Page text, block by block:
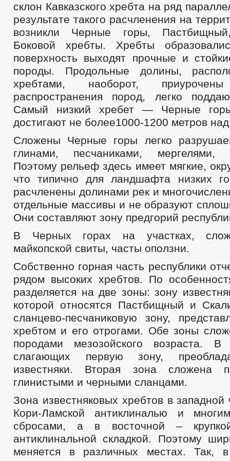
склон Кавказского хребта на ряд
результате такого расчленения на
возникли Черные горы,
Боковой хребты. Хребты
поверхность выходят прочные и
породы. Продольные долины,
хребтами, наоборот,
распространения пород, легко
Самый низкий хребет — Черные
достигают не более1000-1200 метров
Сложены Черные горы легко
глинами, песчаниками, мергелями,
Поэтому рельеф здесь имеет мягкие,
что типично для ландшафта низких
расчленены долинами рек и
отдельные массивы и не образуют
Они составляют зону предгорий
В Черных горах на участках,
майкопской свиты, часты оползни.
Собственно горная часть республики
рядом высоких хребтов. По
разделяется на две зоны: зону
которой относятся Пастбищный и
сланцево-песчаниковую зону,
хребтом и его отрогами. Обе зоны
породами мезозойского возраста. В
слагающих первую зону,
известняки. Вторая зона сложена
глинистыми и черными сланцами.
Зона известняковых хребтов в
Кори-Ламской антиклиналью и
сбросами, а в восточной –
антиклинальной складкой. Поэтому
меняется в различных местах. Так,